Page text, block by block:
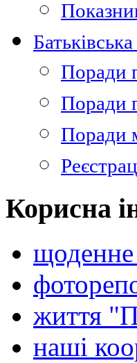
Поради
Поради
Поради
Корисна
життя
наші